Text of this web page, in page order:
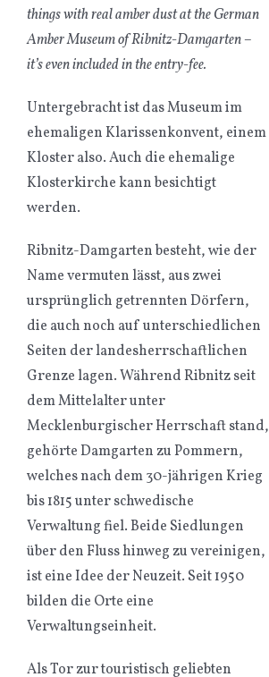
things with real amber dust at the German
Amber Museum of Ribnitz-Damgarten –
it’s even included in the entry-fee.
Untergebracht ist das Museum im
ehemaligen Klarissenkonvent, einem
Kloster also. Auch die ehemalige
Klosterkirche kann besichtigt
werden.
Ribnitz-Damgarten besteht, wie der
Name vermuten lässt, aus zwei
ursprünglich getrennten Dörfern,
die auch noch auf unterschiedlichen
Seiten der landesherrschaftlichen
Grenze lagen. Während Ribnitz seit
dem Mittelalter unter
Mecklenburgischer Herrschaft stand,
gehörte Damgarten zu Pommern,
welches nach dem 30-jährigen Krieg
bis 1815 unter schwedische
Verwaltung fiel. Beide Siedlungen
über den Fluss hinweg zu vereinigen,
ist eine Idee der Neuzeit. Seit 1950
bilden die Orte eine
Verwaltungseinheit.
Als Tor zur touristisch geliebten